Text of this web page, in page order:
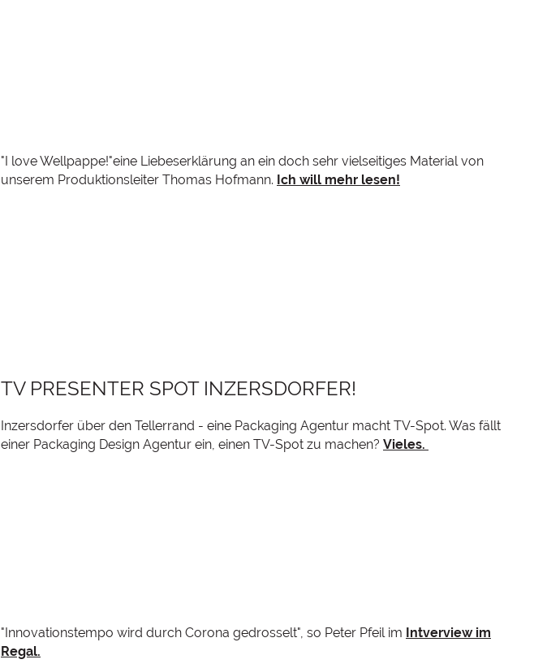
"I love Wellpappe!"eine Liebeserklärung an ein doch sehr vielseitiges Material von
unserem Produktionsleiter Thomas Hofmann. Ich will mehr lesen!
TV PRESENTER SPOT INZERSDORFER!
Inzersdorfer über den Tellerrand - eine Packaging Agentur macht TV-Spot. Was fällt
einer Packaging Design Agentur ein, einen TV-Spot zu machen? Vieles.
"Innovationstempo wird durch Corona gedrosselt", so Peter Pfeil im Intverview im
Regal.